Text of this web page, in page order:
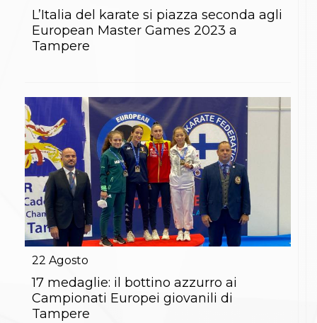
Lotta
La disciplina
News
Karate
La disciplina
News
Gare e Risultati
Attività Didattica
Albi Federali
Arti marziali
Aikido
Ju Jitsu
Sumo
Capoeira
Grappling
Pancrazio/Pankration
S'istrumpa
News
L’Italia del karate si piazza seconda agli
European Master Games 2023 a
Tampere
22 Agosto
17 medaglie: il bottino azzurro ai
Campionati Europei giovanili di
Tampere